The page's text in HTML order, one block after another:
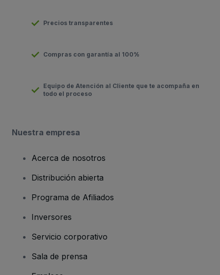
Precios transparentes
Compras con garantía al 100%
Equipo de Atención al Cliente que te acompaña en
todo el proceso
Nuestra empresa
Acerca de nosotros
Distribución abierta
Programa de Afiliados
Inversores
Servicio corporativo
Sala de prensa